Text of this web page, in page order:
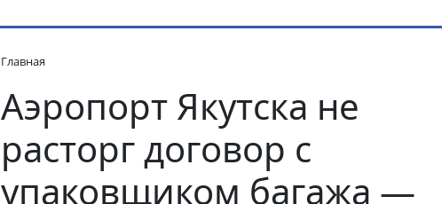
Главная
Аэропорт Якутска не
расторг договор с
упаковщиком багажа —